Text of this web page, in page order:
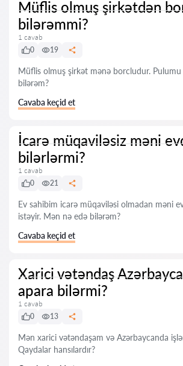
Müflis olmuş şirkətdən
bilərəmmi?
1 cavab
0
19
Müflis olmuş şirkət mənə borcludur. Pulumu
bilərəm?
Cavaba keçid et
İcarə müqaviləsiz məni
bilərlərmi?
1 cavab
0
21
Ev sahibim icarə müqaviləsi olmadan məni
istəyir. Mən nə edə bilərəm?
Cavaba keçid et
Xarici vətəndaş
apara bilərmi?
1 cavab
0
13
Mən xarici vətəndaşam və Azərbaycanda
Qaydalar hansılardır?